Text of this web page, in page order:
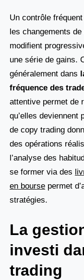
Un contrôle
les changements
modifient
une série de gains.
généralement dans
fréquence des
attentive permet de
qu’elles deviennent
de copy trading
des opérations
l’analyse des
se former via des
en bourse permet
stratégies.
La
investi
trading